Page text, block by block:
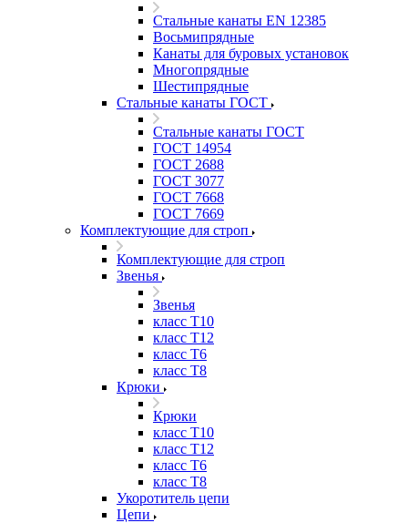
Стальные канаты EN 12385
Восьмипрядные
Канаты для буровых установок
Многопрядные
Шестипрядные
Стальные канаты ГОСТ
Стальные канаты ГОСТ
ГОСТ 14954
ГОСТ 2688
ГОСТ 3077
ГОСТ 7668
ГОСТ 7669
Комплектующие для строп
Комплектующие для строп
Звенья
Звенья
класс Т10
класс Т12
класс Т6
класс Т8
Крюки
Крюки
класс Т10
класс Т12
класс Т6
класс Т8
Укоротитель цепи
Цепи